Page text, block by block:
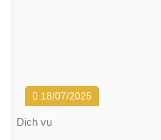
18/07/2025
Dịch vụ